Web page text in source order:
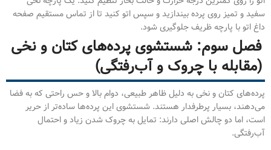
سفید و تمیز روی پرده بیندازید و سپس اتو کنید تا از تماس مستقیم صفحه
داغ اتو با پارچه ظریف جلوگیری شود.
فصل سوم: شستشوی پرده‌های کتان و نخی
(مقابله با چروک و آب‌رفتگی)
پرده‌های کتان و نخی به دلیل ظاهر طبیعی، دوام بالا و حس راحتی که به فضا
می‌دهند، بسیار پرطرفدار هستند. شستشوی این پرده‌ها ساده‌تر از حریر
است، اما دو چالش اصلی دارند: تمایل به چروک شدن زیاد و احتمال
آب‌رفتگی.